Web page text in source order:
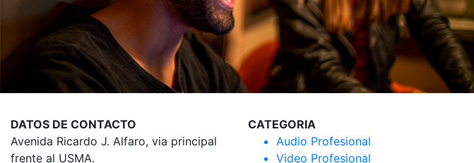
DATOS DE CONTACTO
Avenida Ricardo J. Alfaro, via principal
frente al USMA.
CATEGORIA
Audio Profesional
Video Profesional